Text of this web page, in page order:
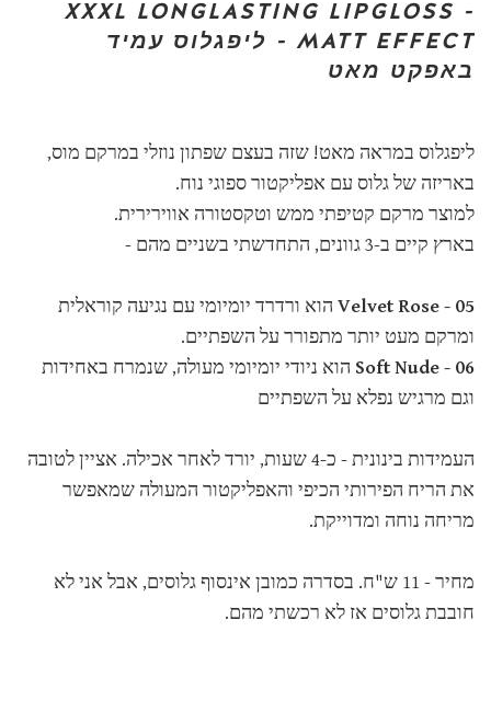
XXXL LONGLASTING LIPGLOSS -
MATT EFFECT -
ליפגלוס עמיד
באפקט מאט
ליפגלוס במראה מאט! שזה בעצם שפתון נוזלי במרקם מוס,
באריזה של גלוס עם אפליקטור ספוגי נוח.
למוצר מרקם קטיפתי ממש וטקסטורה אווירירית.
בארץ קיים ב-3 גוונים, התחדשתי בשניים מהם -
05 - Velvet Rose
הוא ורדרד יומיומי עם נגיעה קוראלית
ומרקם מעט יותר מתפורר על השפתיים.
06 - Soft Nude
הוא ניודי יומיומי מעולה, שנמרח באחידות
וגם מרגיש נפלא על השפתיים
העמידות בינונית - כ-4 שעות, יורד לאחר אכילה. אציין לטובה
את הריח הפירותי הכיפי והאפליקטור המעולה שמאפשר
מריחה נוחה ומדוייקת.
מחיר - 11 ש"ח. בסדרה כמובן אינסוף גלוסים, אבל אני לא
חובבת גלוסים אז לא רכשתי מהם.